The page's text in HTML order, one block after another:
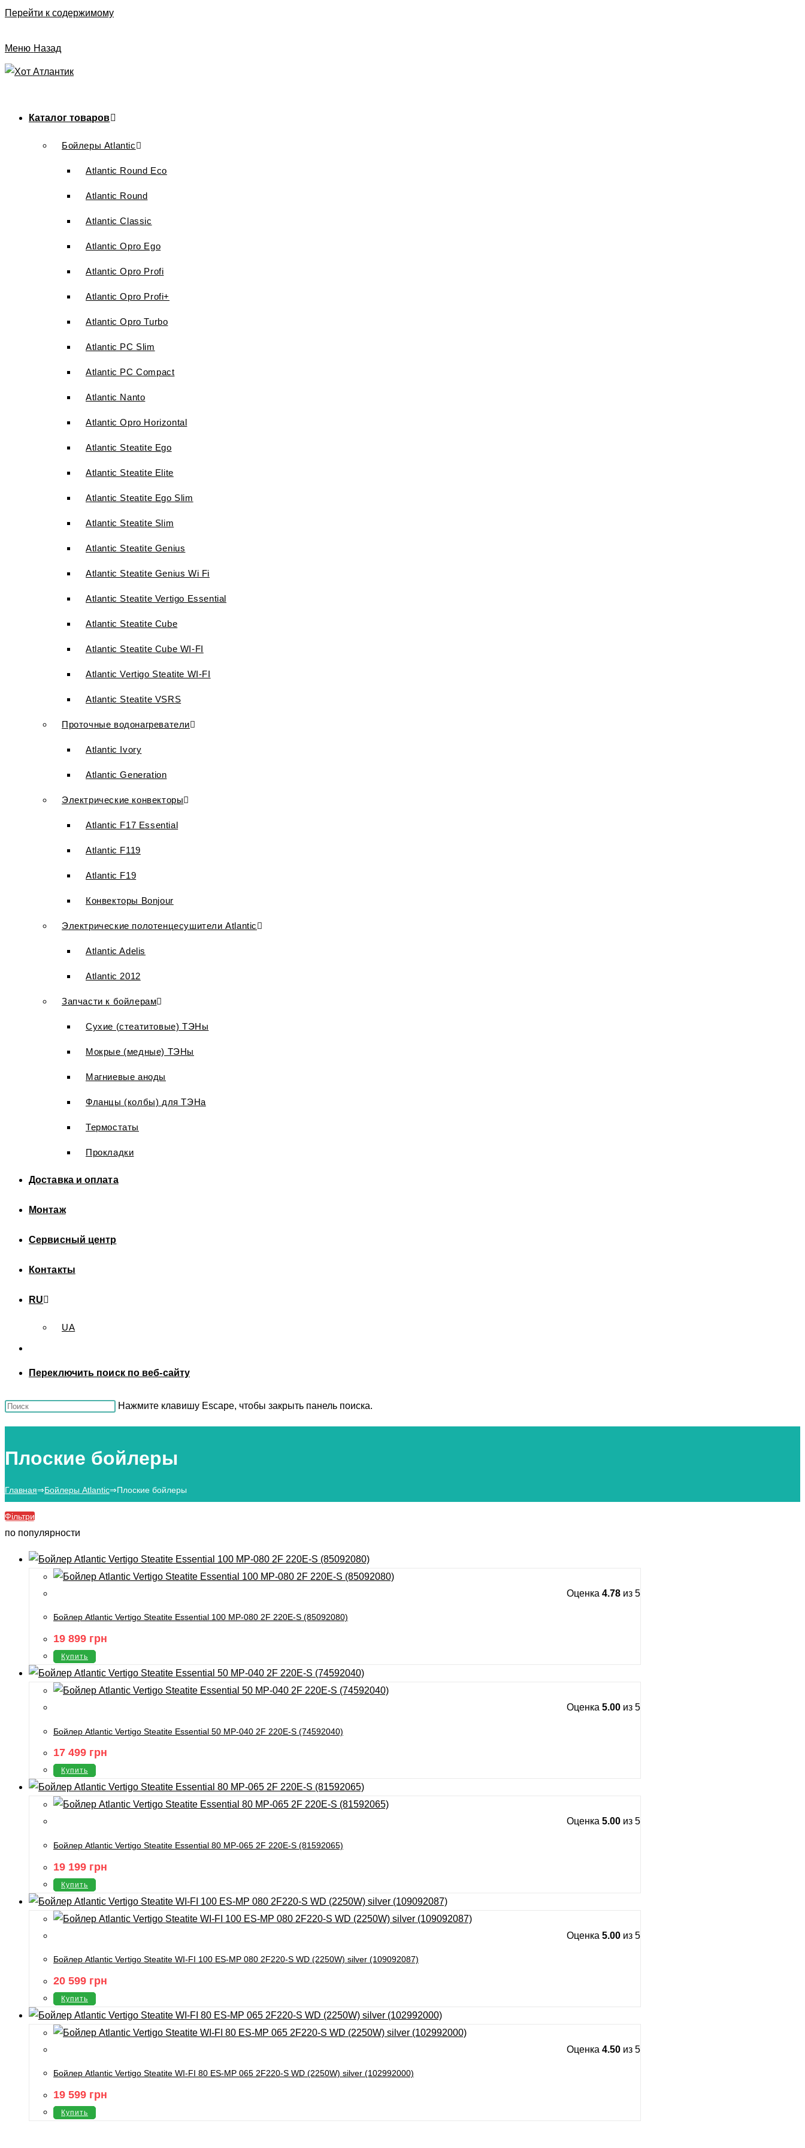
Перейти к содержимому
Меню Назад
Каталог товаров
Бойлеры Atlantic
Atlantic Round Eco
Atlantic Round
Atlantic Classic
Atlantic Opro Ego
Atlantic Opro Profi
Atlantic Opro Profi+
Atlantic Opro Turbo
Atlantic PC Slim
Atlantic PC Compact
Atlantic Nanto
Atlantic Opro Horizontal
Atlantic Steatite Ego
Atlantic Steatite Elite
Atlantic Steatite Ego Slim
Atlantic Steatite Slim
Atlantic Steatite Genius
Atlantic Steatite Genius Wi Fi
Atlantic Steatite Vertigo Essential
Atlantic Steatite Cube
Atlantic Steatite Cube WI-FI
Atlantic Vertigo Steatite WI-FI
Atlantic Steatite VSRS
Проточные водонагреватели
Atlantic Ivory
Atlantic Generation
Электрические конвекторы
Atlantic F17 Essential
Atlantic F119
Atlantic F19
Конвекторы Bonjour
Электрические полотенцесушители Atlantic
Atlantic Adelis
Atlantic 2012
Запчасти к бойлерам
Сухие (стеатитовые) ТЭНы
Мокрые (медные) ТЭНы
Магниевые аноды
Фланцы (колбы) для ТЭНа
Термостаты
Прокладки
Доставка и оплата
Монтаж
Сервисный центр
Контакты
RU
UA
Переключить поиск по веб-сайту
Нажмите клавишу Escape, чтобы закрыть панель поиска.
Плоские бойлеры
Главная⇒Бойлеры Atlantic⇒Плоские бойлеры
Фільтри
по популярности
Оценка4.78 из 5
Бойлер Atlantic Vertigo Steatite Essential 100 MP-080 2F 220E-S (85092080)
19 899 грн
Купить
Оценка5.00 из 5
Бойлер Atlantic Vertigo Steatite Essential 50 MP-040 2F 220E-S (74592040)
17 499 грн
Купить
Оценка5.00 из 5
Бойлер Atlantic Vertigo Steatite Essential 80 MP-065 2F 220E-S (81592065)
19 199 грн
Купить
Оценка5.00 из 5
Бойлер Atlantic Vertigo Steatite WI-FI 100 ES-MP 080 2F220-S WD (2250W) silver (109092087)
20 599 грн
Купить
Оценка4.50 из 5
Бойлер Atlantic Vertigo Steatite WI-FI 80 ES-MP 065 2F220-S WD (2250W) silver (102992000)
19 599 грн
Купить